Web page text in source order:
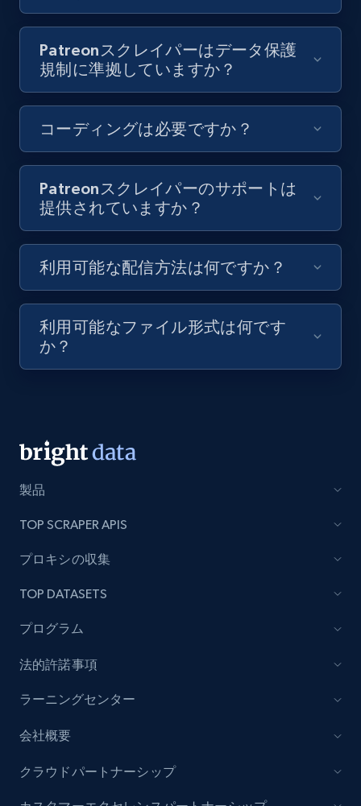
by Explore page URL
8.1K+ 716+
by podcast url
URL, Title, Youtuber, Youtuber md5, Video url,
Amazon Reviews
rating object, Product rating max, Rating,
7.4K+
TikTok - Posts
URL, Post id, Description, Create time, Digg
count, Share count, Collect count, Comment
count, and more.
6.7K+ 906+
Patreonスクレイパーはデータ保護
規制に準拠していますか？
コーディングは必要ですか？
Patreonスクレイパーのサポートは
提供されていますか？
利用可能な配信方法は何ですか？
利用可能なファイル形式は何です
か？
製品
TOP SCRAPER APIS
プロキシの収集
TOP DATASETS
プログラム
法的許諾事項
ラーニングセンター
会社概要
クラウドパートナーシップ